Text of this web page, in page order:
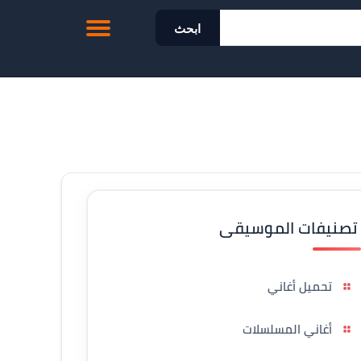
ابحث
تصنيفات الموسيقى
تحميل أغاني
أغاني المسلسلات